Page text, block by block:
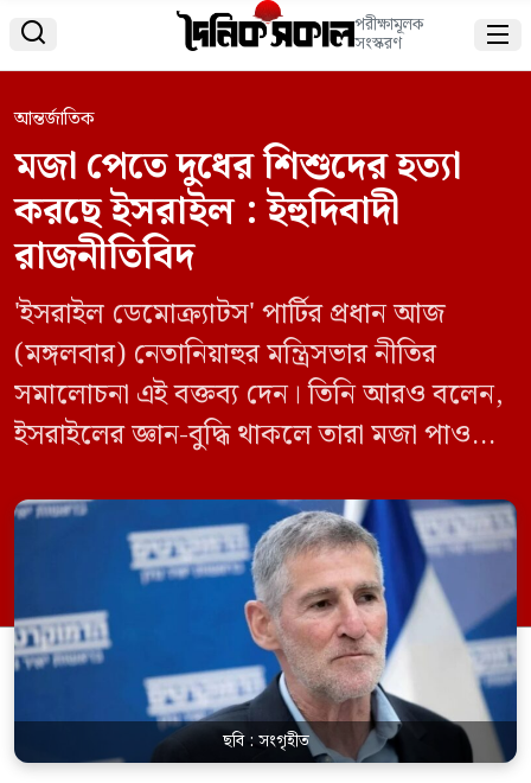
 পরীক্ষামূলক
সংস্করণ 
আন্তর্জাতিক
মজা পেতে দুধের শিশুদের হত্যা
করছে ইসরাইল : ইহুদিবাদী
রাজনীতিবিদ
'ইসরাইল ডেমোক্র্যাটস' পার্টির প্রধান আজ
(মঙ্গলবার) নেতানিয়াহুর মন্ত্রিসভার নীতির
সমালোচনা এই বক্তব্য দেন। তিনি আরও বলেন,
ইসরাইলের জ্ঞান-বুদ্ধি থাকলে তারা মজা পাওয়ার
ছবি : সংগৃহীত